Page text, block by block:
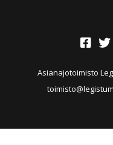
Asianajotoimisto